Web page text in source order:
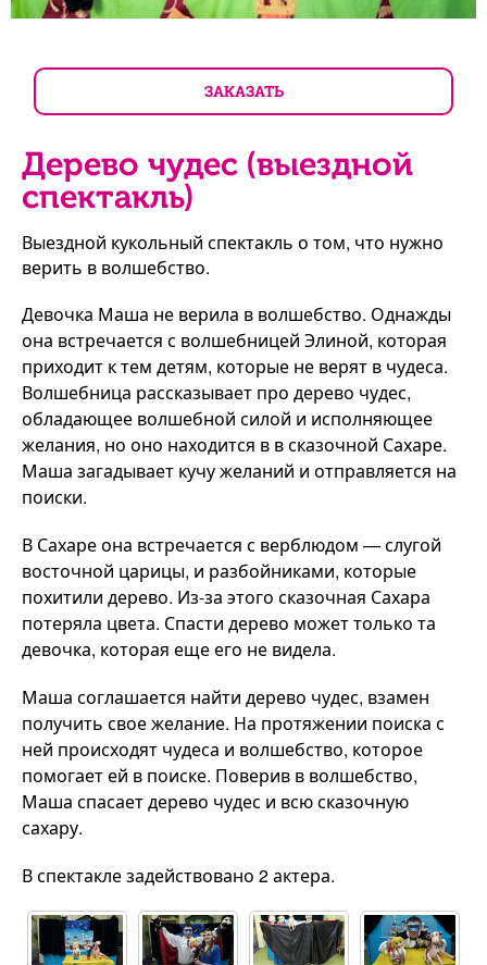
ЗАКАЗАТЬ
Дерево чудес (выездной
спектакль)
Выездной кукольный спектакль о том, что нужно
верить в волшебство.
Девочка Маша не верила в волшебство. Однажды
она встречается с волшебницей Элиной, которая
приходит к тем детям, которые не верят в чудеса.
Волшебница рассказывает про дерево чудес,
обладающее волшебной силой и исполняющее
желания, но оно находится в в сказочной Сахаре.
Маша загадывает кучу желаний и отправляется на
поиски.
В Сахаре она встречается с верблюдом — слугой
восточной царицы, и разбойниками, которые
похитили дерево. Из-за этого сказочная Сахара
потеряла цвета. Спасти дерево может только та
девочка, которая еще его не видела.
Маша соглашается найти дерево чудес, взамен
получить свое желание. На протяжении поиска с
ней происходят чудеса и волшебство, которое
помогает ей в поиске. Поверив в волшебство,
Маша спасает дерево чудес и всю сказочную
сахару.
В спектакле задействовано 2 актера.